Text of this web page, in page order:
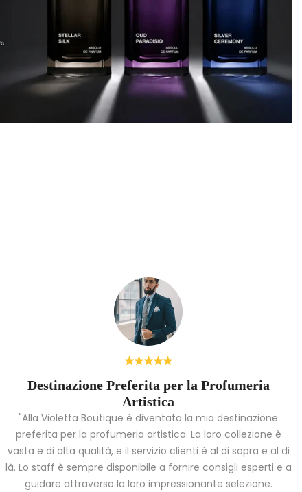
Destinazione Preferita per la Profumeria
Artistica
"Alla Violetta Boutique è diventata la mia destinazione
preferita per la profumeria artistica. La loro collezione è
vasta e di alta qualità, e il servizio clienti è al di sopra e al di
là. Lo staff è sempre disponibile a fornire consigli esperti e a
guidare attraverso la loro impressionante selezione.